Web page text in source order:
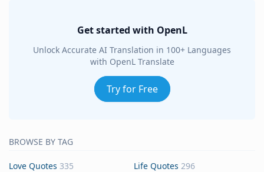
Get started with OpenL
Unlock Accurate AI Translation in 100+ Languages
with OpenL Translate
Try for Free
BROWSE BY TAG
Love Quotes 335 Life Quotes 296